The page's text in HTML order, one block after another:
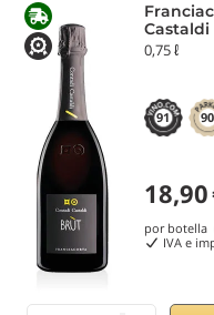
Castaldi
0,75 ℓ
91 90
18,90
por botella
IVA e